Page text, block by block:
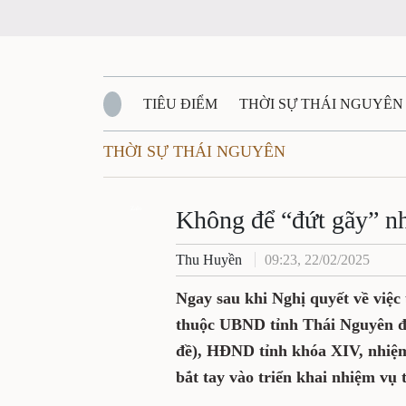
TIÊU ĐIỂM THỜI SỰ THÁI NGUYÊN
QUỐC PHÒNG - AN NINH
QUÊ HƯƠNG - ĐẤT NƯỚC QUỐC TẾ
VĂN BẢN, CHÍNH SÁCH MỚI VĂN
THỜI SỰ THÁI NGUYÊN
Không để “đứt
Thu Huyền 09:23, 22/02/2025
Ngay sau khi Nghị quyết
chuyên môn thuộc UBND
họp thứ 25 (kỳ họp
2026, các sở, ngành, đơn